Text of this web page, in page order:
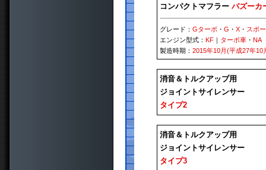
コンパクトマフラーバズーカ
グレード：Gターボ ・G ・X ・ スポ
エンジン型式：KF ｜ ターボ車 ・NA
製造時期：2015年10月(平成27年10
消音＆トルクアップ用
ジョイントサイレンサー
タイプ2
消音＆トルクアップ用
ジョイントサイレンサー
タイプ3